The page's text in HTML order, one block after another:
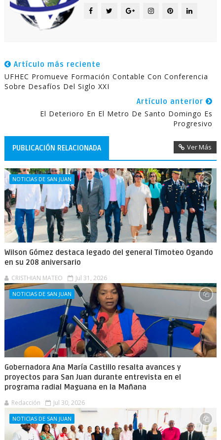
Artículo más reciente
UFHEC Promueve Formación Contable Con Conferencia
Sobre Desafíos Del Siglo XXI
Artículo anterior
El Deterioro En El Metro De Santo Domingo Es
Progresivo
PUBLICACIÓN RELACIONADA Ver Más
NOTICIAS DE SAN JUAN
Wilson Gómez destaca legado del general Timoteo Ogando
en su 208 aniversario
CRISTHIAN MATEO Jul 31, 2026
NOTICIAS DE SAN JUAN
Gobernadora Ana María Castillo resalta avances y
proyectos para San Juan durante entrevista en el
programa radial Maguana en la Mañana
Redacción Jul 30, 2026
NOTICIAS DE SAN JUAN